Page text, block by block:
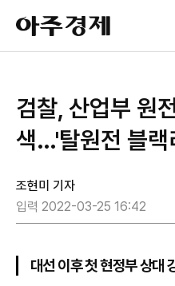
아
주
경
검찰, 산업부 원
색…'탈원전 블랙
조현미 기자
입력 2022-03-25 16:42
대선 이후 첫 현정부 상대